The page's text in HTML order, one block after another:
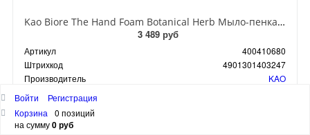
Kao Biore The Hand Foam Botanical Herb Мыло-пенка для рук антибактериальная с ароматом Луговых трав 250 мл
3 489 руб
Артикул
400410680
Штрихкод
4901301403247
Производитель
KAO
Подписаться
Войти
Регистрация
Корзина
0 позиций
на сумму0 руб